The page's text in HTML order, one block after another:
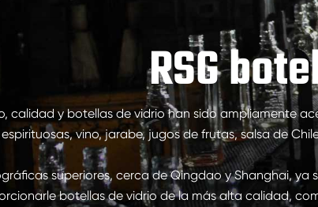
ESPÍRITUS
750ml botellas de vidrio de
700ml botellas de vidrio de
500ml botellas de vidrio de
Botellas de vidrio 1L Spirits
50ml de botellas de vidrio de
100mL botellas de vidrio de
RSG
calidad y botellas de vidrio han sido ampliamente
vino, jarabe, jugos de frutas, salsa de
superiores, cerca de Qingdao y Shanghai,
botellas de vidrio de la más alta calidad,